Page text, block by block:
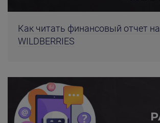
Как читать финансовый отчет на
WILDBERRIES